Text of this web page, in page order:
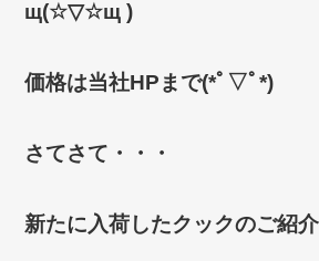
щ(☆▽☆щ )
価格は当社HPまで(*ﾟ▽ﾟ*)
さてさて・・・
新たに入荷したクックのご紹